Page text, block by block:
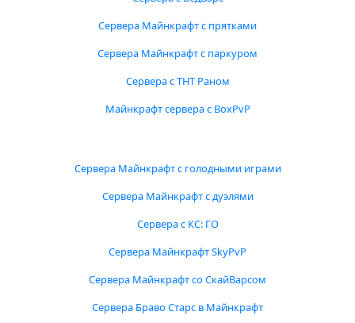
Сервера Майнкрафт с прятками
Сервера Майнкрафт с паркуром
Сервера с ТНТ Раном
Майнкрафт сервера с BoxPvP
Сервера Майнкрафт с голодными играми
Сервера Майнкрафт с дуэлями
Сервера с КС: ГО
Сервера Майнкрафт SkyPvP
Сервера Майнкрафт со СкайВарсом
Сервера Браво Старс в Майнкрафт